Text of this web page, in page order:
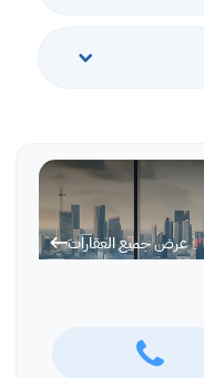
عرض جميع العقارات